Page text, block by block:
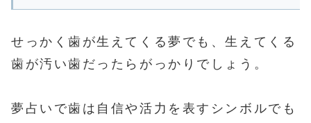
せっかく歯が生えてくる夢でも、生えてくる
歯が汚い歯だったらがっかりでしょう。
夢占いで歯は自信や活力を表すシンボルでも